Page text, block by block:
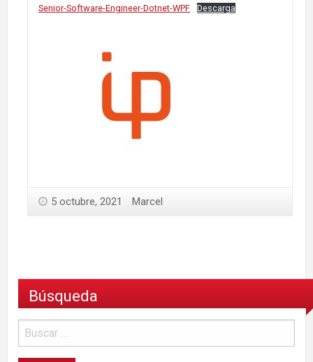
Senior-Software-Engineer-Dotnet-WPF
Descarga
5 octubre, 2021 Marcel
Búsqueda